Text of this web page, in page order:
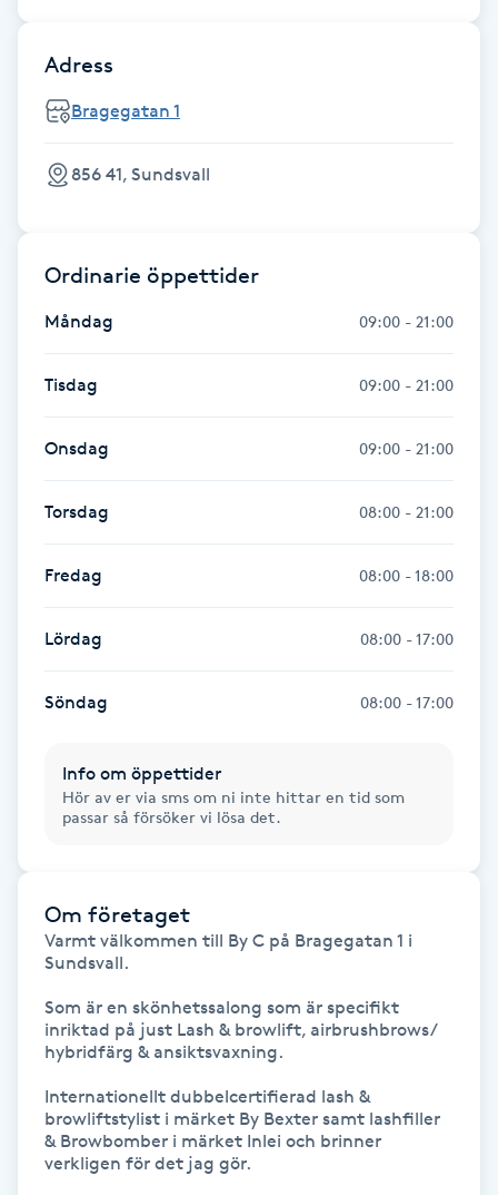
F
Faceliftmassage
Fettreducering
Fibromassage
Fillers
Fotmassage
Fotsvamp
Fotvård
Fransar
Fransborttagning
Fransfärgning
Fransförlängning
Fransförlängning Volym
Fransk manikyr
Frekvensterapi
Adress
Bragegatan 1
856 41, Sundsvall
Ordinarie öppettider
Måndag 09:00 - 21:00
Tisdag 09:00 - 21:00
Onsdag 09:00 - 21:00
Torsdag 08:00 - 21:00
Fredag 08:00 - 18:00
Lördag 08:00 - 17:00
Söndag 08:00 - 17:00
Info om öppettider
Hör av er via sms om ni inte hittar en tid som
passar så försöker vi lösa det.
Om företaget
Varmt välkommen till By C på Bragegatan 1 i
Sundsvall.
Som är en skönhetssalong som är specifikt
inriktad på just Lash & browlift, airbrushbrows/
hybridfärg & ansiktsvaxning.
Internationellt dubbelcertifierad lash &
browliftstylist i märket By Bexter samt lashfiller
& Browbomber i märket Inlei och brinner
verkligen för det jag gör.